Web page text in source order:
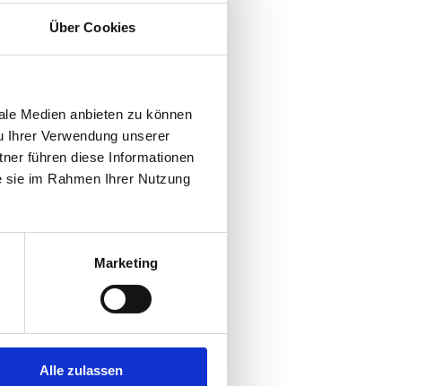
Über Cookies
Medien anbieten zu können
Ihrer Verwendung unserer
führen diese Informationen
sie im Rahmen Ihrer Nutzung
Marketing
Alle zulassen
- FRANCIS